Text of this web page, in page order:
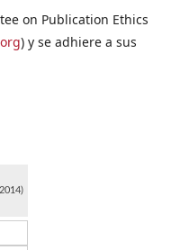
on Publication Ethics
) y se adhiere a sus